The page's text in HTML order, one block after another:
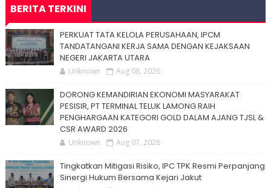
BERITA TERKINI
PERKUAT TATA KELOLA PERUSAHAAN, IPCM
TANDATANGANI KERJA SAMA DENGAN KEJAKSAAN
NEGERI JAKARTA UTARA
Unknown Aug 08, 2026
DORONG KEMANDIRIAN EKONOMI MASYARAKAT
PESISIR, PT TERMINAL TELUK LAMONG RAIH
PENGHARGAAN KATEGORI GOLD DALAM AJANG TJSL &
CSR AWARD 2026
Unknown Aug 07, 2026
Tingkatkan Mitigasi Risiko, IPC TPK Resmi Perpanjang
Sinergi Hukum Bersama Kejari Jakut